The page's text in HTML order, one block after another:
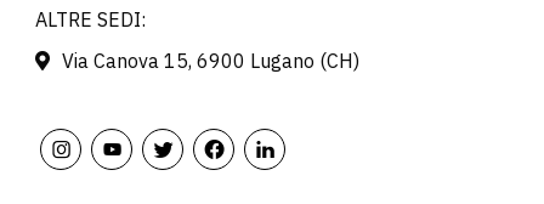
ALTRE SEDI:
Via Canova 15, 6900 Lugano (CH)